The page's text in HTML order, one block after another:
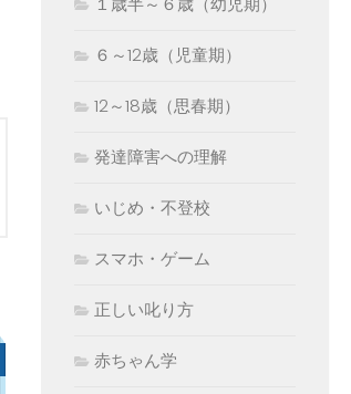
６～12歳（児童期）
12～18歳（思春期）
発達障害への理解
いじめ・不登校
スマホ・ゲーム
正しい叱り方
赤ちゃん学